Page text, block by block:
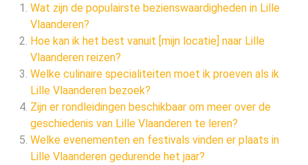
Wat zijn de populairste bezienswaardigheden in Lille
Vlaanderen?
Hoe kan ik het best vanuit [mijn locatie] naar Lille
Vlaanderen reizen?
Welke culinaire specialiteiten moet ik proeven als ik
Lille Vlaanderen bezoek?
Zijn er rondleidingen beschikbaar om meer over de
geschiedenis van Lille Vlaanderen te leren?
Welke evenementen en festivals vinden er plaats in
Lille Vlaanderen gedurende het jaar?